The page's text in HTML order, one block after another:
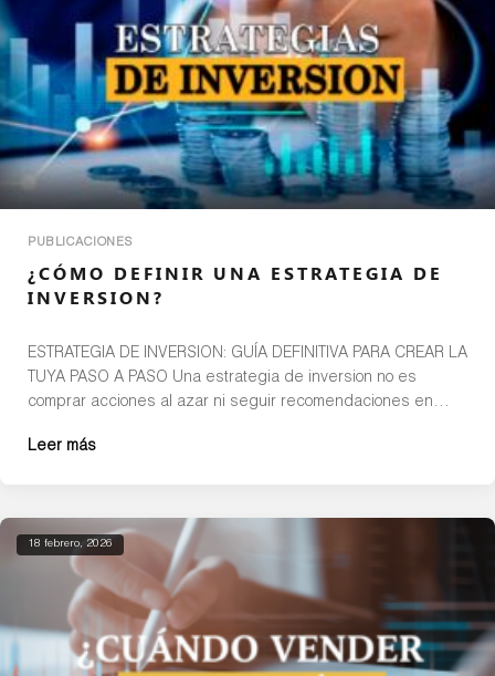
PUBLICACIONES
¿CÓMO DEFINIR UNA ESTRATEGIA DE
INVERSION?
ESTRATEGIA DE INVERSION: GUÍA DEFINITIVA PARA CREAR LA
TUYA PASO A PASO Una estrategia de inversion no es
comprar acciones al azar ni seguir recomendaciones en
pregunta clave: ¿Cómo quiero que mi dinero trabaje para mí?
Leer más
18 febrero, 2026